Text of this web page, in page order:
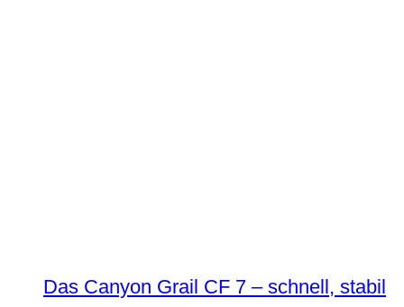
Das Canyon Grail CF 7 – schnell, stabil